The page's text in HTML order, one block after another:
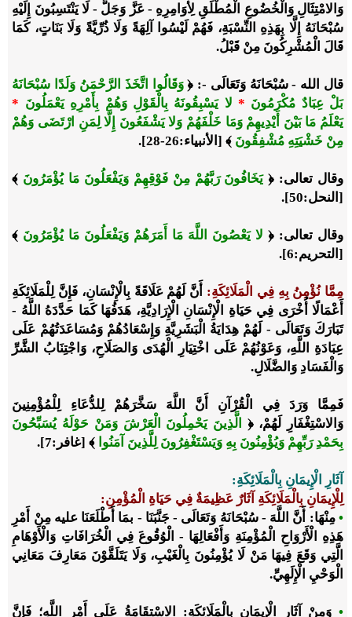
وَالامْتِثَالِ وَالْخُضُوعِ الْمُطْلَقِ لِأَوَامِرِهِ - عَزَّ وَجَلَّ - لَا يَنْتَسِبُونَ إِلَيْهِ
سُبْحَانَهُ إِلَّا بِهَذِهِ النِّسْبَةِ، فَهُمْ لَيْسُوا آلِهَةً وَلَا ذُرِّيَّةً وَلَا بَنَاتٍ، كَمَا
قَالَ الْمُشْرِكُونَ مِنْ قَبْلُ.
قال الله - سُبْحَانَهُ وَتَعَالَى -: ﴿وَقَالُوا اتَّخَذَ الرَّحْمَنُ وَلَدًا سُبْحَانَهُ
بَلْ عِبَادٌ مُكْرَمُونَ * لا يَسْبِقُونَهُ بِالْقَوْلِ وَهُمْ بِأَمْرِهِ يَعْمَلُونَ *
يَعْلَمُ مَا بَيْنَ أَيْدِيهِمْ وَمَا خَلْفَهُمْ وَلا يَشْفَعُونَ إِلَّا لِمَنِ ارْتَضَى وَهُمْ
مِنْ خَشْيَتِهِ مُشْفِقُونَ ﴾ [الأنبياء:26-28].
وقال تعالى: ﴿يَخَافُونَ رَبَّهُمْ مِنْ فَوْقِهِمْ وَيَفْعَلُونَ مَا يُؤْمَرُونَ ﴾
[النحل:50].
وقال تعالى: ﴿ لا يَعْصُونَ اللَّهَ مَا أَمَرَهُمْ وَيَفْعَلُونَ مَا يُؤْمَرُونَ ﴾
[التحريم:6].
مِمَّا نُؤْمِنُ بِهِ فِي الْمَلَائِكَةِ: أَنَّ لَهُمْ عَلَاقَةً بِالْإِنْسَانِ، فَإِنَّ لِلْمَلَائِكَةِ
أَعْمَالًا أُخْرَى فِي حَيَاةِ الْإِنْسَانِ الْإِرَادِيَّةِ، هَدَفُهَا كَمَا حَدَّدَهُ اللَّهُ -
تَبَارَكَ وَتَعَالَى - لَهُمْ هِدَايَةُ الْبَشَرِيَّةِ وَإِسْعَادُهُمْ وَمُسَاعَدَتُهُمْ عَلَى
عِبَادَةِ اللَّهِ، وَعَوْنُهُمْ عَلَى اخْتِيَارِ الْهُدَى وَالصَلَاحِ، وَاجْتِنَابُ الشَّرِّ
وَالْفَسَادِ وَالضَّلَالِ.
فَمِمَّا وَرَدَ فِي الْقُرْآنِ أَنَّ اللَّهَ سَخَّرَهُمْ لِلدُّعَاءِ لِلْمُؤْمِنِينَ
وَالاسْتِغْفَارِ لَهُمْ، ﴿
الَّذِينَ يَحْمِلُونَ الْعَرْشَ وَمَنْ حَوْلَهُ يُسَبِّحُونَ
بِحَمْدِ رَبِّهِمْ وَيُؤْمِنُونَ بِهِ وَيَسْتَغْفِرُونَ لِلَّذِينَ آمَنُوا ﴾ [غافر:7].
آثَارِ الْإِيمَانِ بِالْمَلَائِكَةِ:
لِلْإِيمَانِ بِالْمَلَائِكَةِ آثَارٌ عَظِيمَةٌ فِي حَيَاةِ الْمُؤْمِنِ:
• مِنْهَا: أَنَّ اللَّهَ - سُبْحَانَهُ وَتَعَالَى - جَنَّبَنَا - بمَا أَطْلَعَنَا عليه مِنْ أَمْرِ
هَذِهِ الْأَرْوَاحِ الْمُؤْمِنَةِ وَأَفْعَالِهَا - الْوُقُوعَ فِي الْخُرَافَاتِ وَالْأَوْهَامِ
الَّتِي وَقَعَ فِيهَا مَنْ لَا يُؤْمِنُونَ بِالْغَيْبِ، وَلَا يَتَلَقَّوْنَ مَعَارِفَ مَعَانِي
الْوَحْيِ الْإِلَهِيِّ.
• وَمِنْ آثَارِ الْإِيمَانِ بِالْمَلَائِكَةِ: الاسْتِقَامَةُ عَلَى أَمْرِ اللَّهِ؛ فَإِنَّ